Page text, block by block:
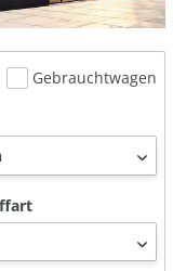
Gebrauchtwagen